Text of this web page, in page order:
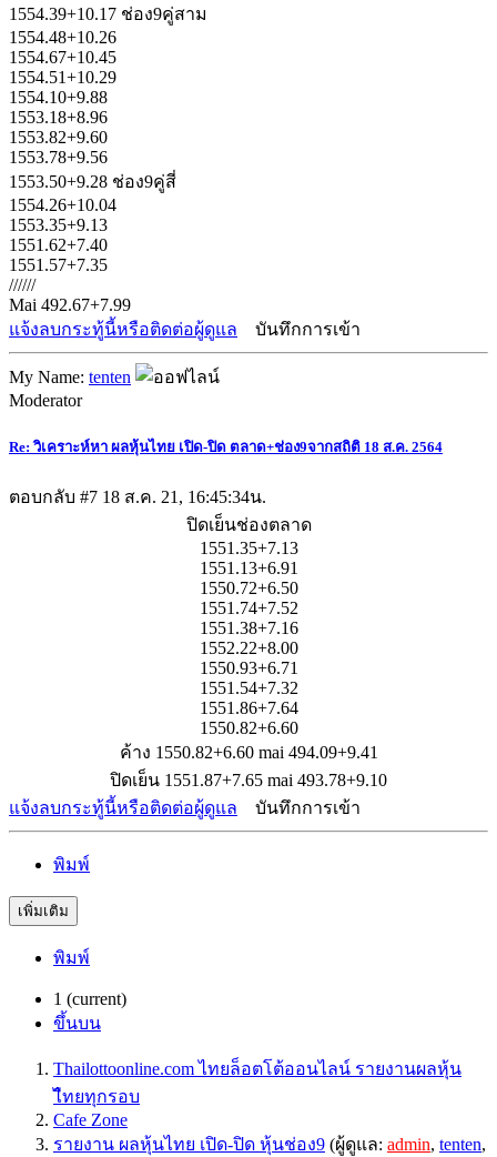
1554.39+10.17 ช่อง9คู่สาม
1554.48+10.26
1554.67+10.45
1554.51+10.29
1554.10+9.88
1553.18+8.96
1553.82+9.60
1553.78+9.56
1553.50+9.28 ช่อง9คู่สี่
1554.26+10.04
1553.35+9.13
1551.62+7.40
1551.57+7.35
//////
Mai 492.67+7.99
แจ้งลบกระทู้นี้หรือติดต่อผู้ดูแล
บันทึกการเข้า
My Name: tenten
Moderator
Re: วิเคราะห์หา ผลหุ้นไทย เปิด-ปิด ตลาด+ช่อง9จากสถิติ 18 ส.ค. 2564
ตอบกลับ #7 18 ส.ค. 21, 16:45:34น.
ปิดเย็นช่องตลาด
1551.35+7.13
1551.13+6.91
1550.72+6.50
1551.74+7.52
1551.38+7.16
1552.22+8.00
1550.93+6.71
1551.54+7.32
1551.86+7.64
1550.82+6.60
ค้าง 1550.82+6.60 mai 494.09+9.41
ปิดเย็น 1551.87+7.65 mai 493.78+9.10
แจ้งลบกระทู้นี้หรือติดต่อผู้ดูแล
บันทึกการเข้า
พิมพ์
เพิ่มเติม
พิมพ์
1 (current)
ขึ้นบน
Thailottoonline.com ไทยล็อตโต้ออนไลน์ รายงานผลหุ้น
ไืทยทุกรอบ
Cafe Zone
รายงาน ผลหุ้นไทย เปิด-ปิด หุ้นช่อง9 (ผู้ดูแล: admin, tenten,